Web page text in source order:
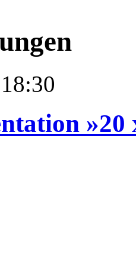
»20